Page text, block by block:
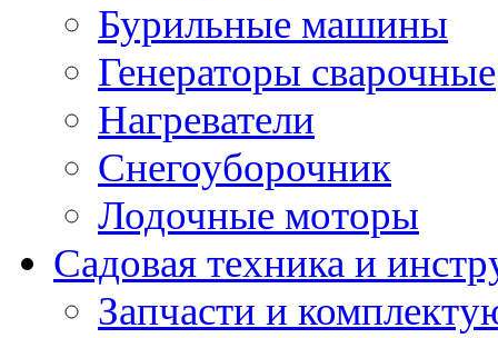
Бурильные машины
Генераторы сварочные
Нагреватели
Снегоуборочник
Лодочные моторы
Садовая техника и
Запчасти и